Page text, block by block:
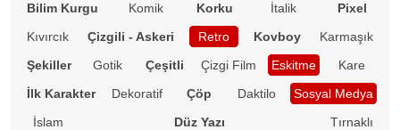
Bilim Kurgu
Komik Korku İtalik
Pixel
Kıvırcık
Çizgili - Askeri Retro Kovboy
Karmaşık
Şekiller
Gotik Çeşitli Çizgi Film Eskitme
Kare
İlk Karakter
Dekoratif Çöp Daktilo
Sosyal Medya
İslam
Düz Yazı Tırnaklı